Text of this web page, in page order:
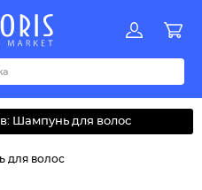
UVWYZАБВДЗИМОКЛНПРСТУФ
Шампунь для волос
для волос